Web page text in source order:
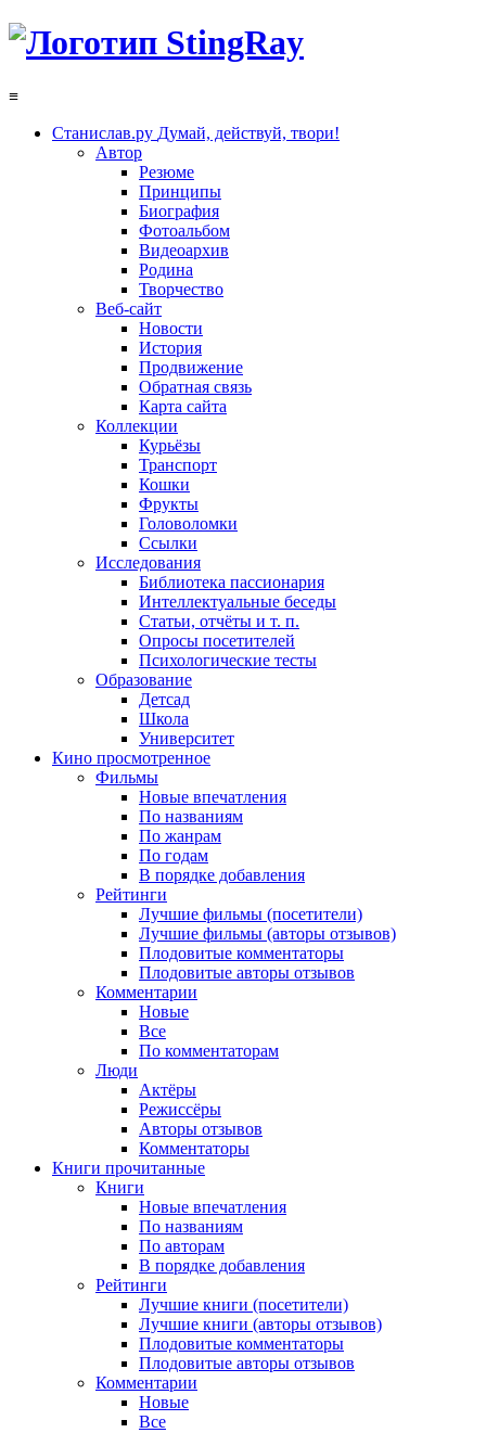
≡
Станислав.ру Думай, действуй, твори!
Автор
Резюме
Принципы
Биография
Фотоальбом
Видеоархив
Родина
Творчество
Веб-сайт
Новости
История
Продвижение
Обратная связь
Карта сайта
Коллекции
Курьёзы
Транспорт
Кошки
Фрукты
Головоломки
Ссылки
Исследования
Библиотека пассионария
Интеллектуальные беседы
Статьи, отчёты и т. п.
Опросы посетителей
Психологические тесты
Образование
Детсад
Школа
Университет
Кино просмотренное
Фильмы
Новые впечатления
По названиям
По жанрам
По годам
В порядке добавления
Рейтинги
Лучшие фильмы (посетители)
Лучшие фильмы (авторы отзывов)
Плодовитые комментаторы
Плодовитые авторы отзывов
Комментарии
Новые
Все
По комментаторам
Люди
Актёры
Режиссёры
Авторы отзывов
Комментаторы
Книги прочитанные
Книги
Новые впечатления
По названиям
По авторам
В порядке добавления
Рейтинги
Лучшие книги (посетители)
Лучшие книги (авторы отзывов)
Плодовитые комментаторы
Плодовитые авторы отзывов
Комментарии
Новые
Все